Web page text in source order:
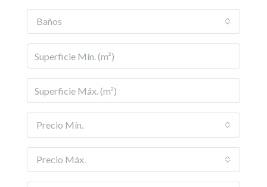
Baños
Precio Mín.
Precio Máx.